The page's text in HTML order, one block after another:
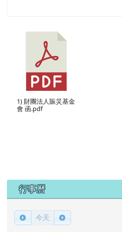
1) 財團法人賑災基金
會 函.pdf
下中區域內容
行事曆
今天